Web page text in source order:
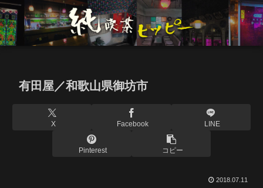
有田屋／和歌山県御坊市
X Facebook LINE
Pinterest コピー
2018.07.11